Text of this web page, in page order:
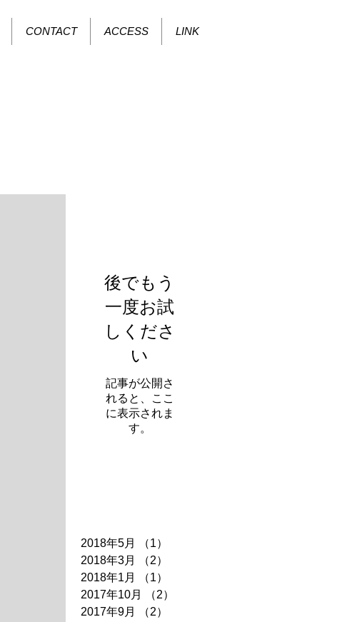
CONTACT ACCESS LINK
後でもう
一度お試
しくださ
い
記事が公開さ
れると、ここ
に表示されま
す。
2018年5月 （1）
2018年3月
（2）
2018年1月
（1）
2017年10月
（2）
2017年9月
（2）